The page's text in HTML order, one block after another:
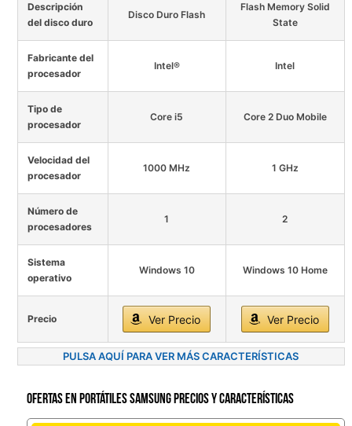
Descripción
del disco duro
Disco Duro Flash
Flash Memory Solid
State
Fabricante del
procesador
Intel® Intel
Tipo de
procesador
Core i5 Core 2 Duo Mobile
Velocidad del
procesador
1000 MHz 1 GHz
Número de
procesadores
1 2
Sistema
operativo
Windows 10 Windows 10 Home
Precio Ver Precio Ver Precio
PULSA AQUÍ PARA VER MÁS CARACTERÍSTICAS
Ofertas en Portátiles Samsung precios y características